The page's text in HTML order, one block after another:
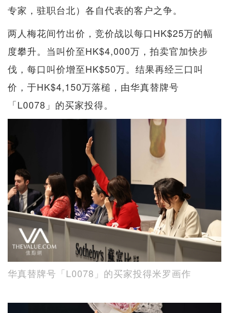
专家，驻职台北）各自代表的客户之争。
两人梅花间竹出价，竞价战以每口HK$25万的幅
度攀升。当叫价至HK$4,000万，拍卖官加快步
伐，每口叫价增至HK$50万。结果再经三口叫
价，于HK$4,150万落槌，由华真替牌号
「L0078」的买家投得。
华真替牌号「L0078」的买家投得米罗画作